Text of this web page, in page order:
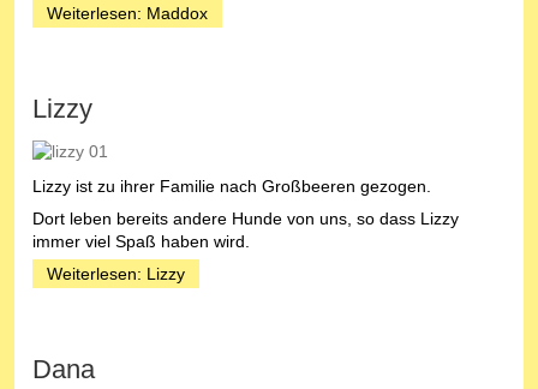
Weiterlesen: Maddox
Lizzy
Lizzy ist zu ihrer Familie nach Großbeeren gezogen.
Dort leben bereits andere Hunde von uns, so dass Lizzy
immer viel Spaß haben wird.
Weiterlesen: Lizzy
Dana